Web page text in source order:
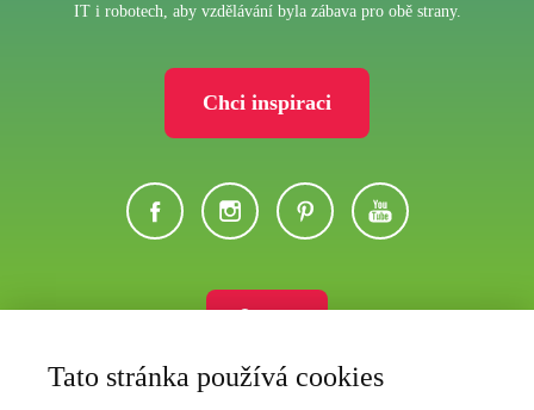
IT i robotech, aby vzdělávání byla zábava pro obě strany.
Chci inspiraci
Tato stránka používá cookies